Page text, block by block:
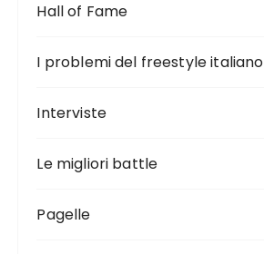
Hall of Fame
I problemi del freestyle italiano
Interviste
Le migliori battle
Pagelle